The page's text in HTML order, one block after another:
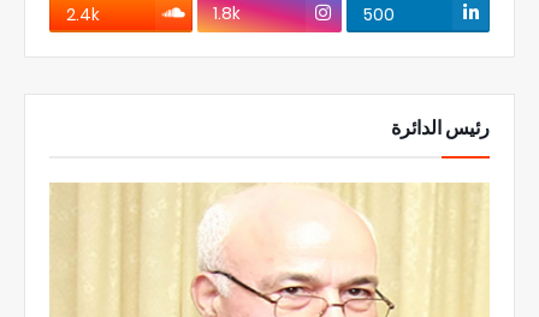
500
1.8k
2.4k
رئيس الدائرة